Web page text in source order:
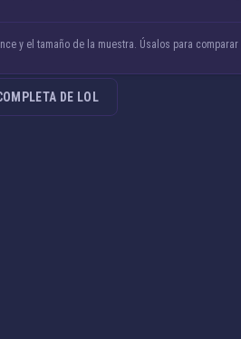
y el tamaño de la muestra. Úsalos para
DE LOL